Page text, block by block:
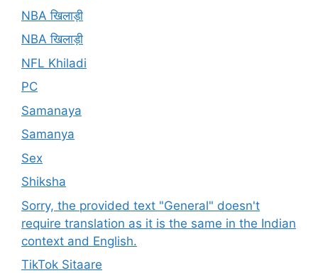
NBA खिलाड़ी
NBA खिलाड़ी
NFL Khiladi
PC
Samanaya
Samanya
Sex
Shiksha
Sorry, the provided text "General" doesn't
require translation as it is the same in the Indian
context and English.
TikTok Sitaare